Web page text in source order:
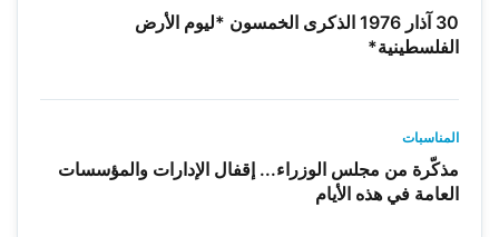
30 آذار 1976 الذكرى الخمسون *ليوم الأرض
الفلسطينية*
المناسبات
مذكّرة من مجلس الوزراء... إقفال الإدارات والمؤسسات
العامة في هذه الأيام